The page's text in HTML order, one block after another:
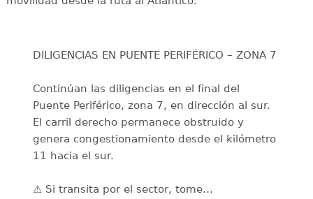
DILIGENCIAS EN PUENTE PERIFÉRICO – ZONA 7
Continúan las diligencias en el final del
Puente Periférico, zona 7, en dirección al sur.
El carril derecho permanece obstruido y
genera congestionamiento desde el kilómetro
11 hacia el sur.
⚠️ Si transita por el sector, tome…